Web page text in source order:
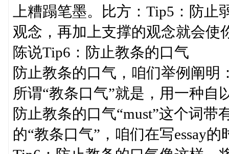
上糟蹋笔墨。比方：Tip5：防
观念，再加上支撑的观念就会使
陈说Tip6：防止教条的口气
防止教条的口气，咱们举例阐明
所谓“教条口气”就是，用一种自
防止教条的口气“must”这个词
的“教条口气”，咱们在写essay